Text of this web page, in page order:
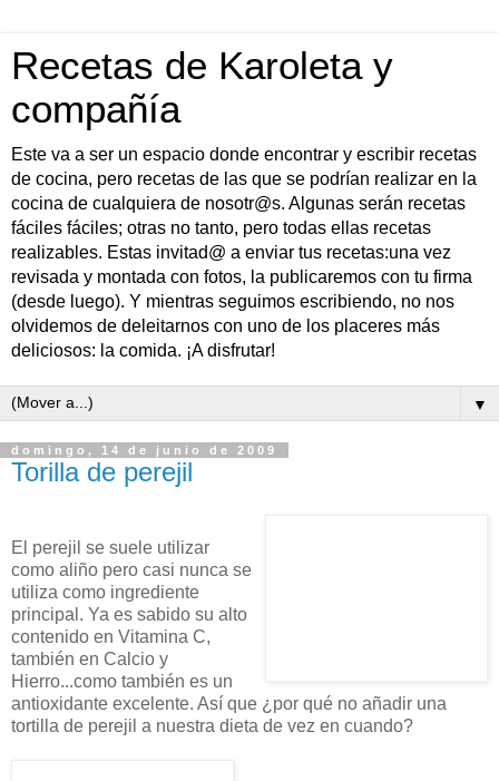
Recetas de Karoleta y
compañía
Este va a ser un espacio donde encontrar y escribir recetas
de cocina, pero recetas de las que se podrían realizar en la
cocina de cualquiera de nosotr@s. Algunas serán recetas
fáciles fáciles; otras no tanto, pero todas ellas recetas
realizables. Estas invitad@ a enviar tus recetas:una vez
revisada y montada con fotos, la publicaremos con tu firma
(desde luego). Y mientras seguimos escribiendo, no nos
olvidemos de deleitarnos con uno de los placeres más
deliciosos: la comida. ¡A disfrutar!
▼
domingo, 14 de junio de 2009
Torilla de perejil
El perejil se suele utilizar
como aliño pero casi nunca se
utiliza como ingrediente
principal. Ya es sabido su alto
contenido en Vitamina C,
también en Calcio y
Hierro...como también es un
antioxidante excelente. Así que ¿por qué no añadir una
tortilla de perejil a nuestra dieta de vez en cuando?